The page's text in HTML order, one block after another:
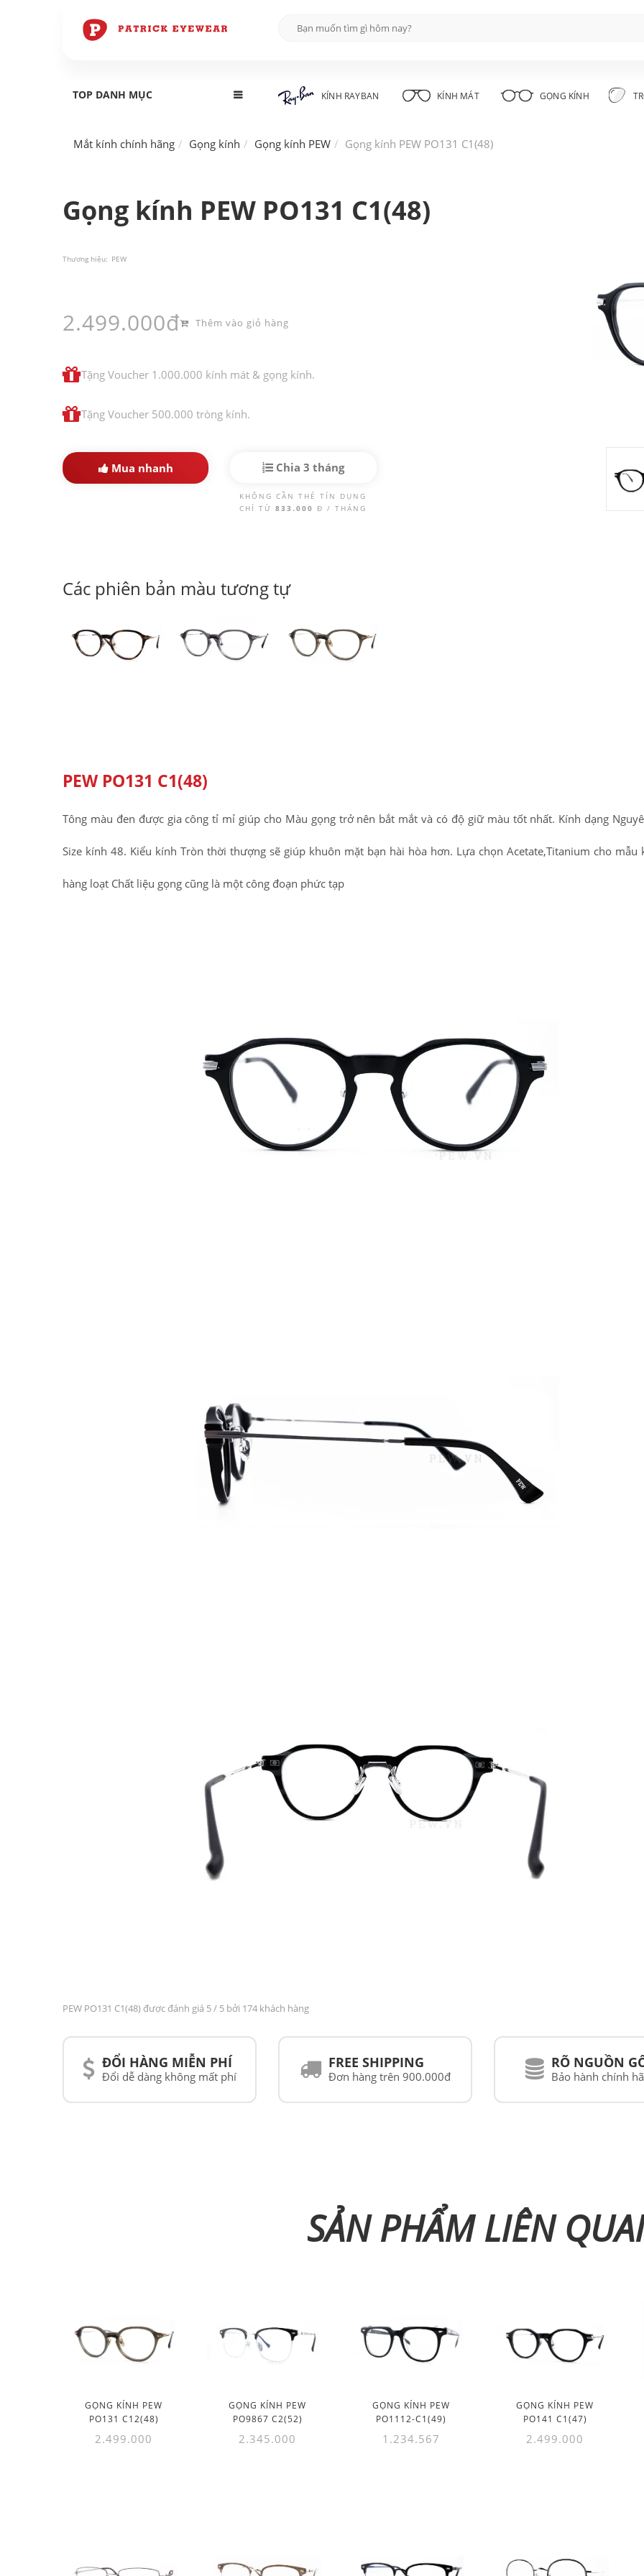
TOP DANH MỤC KÍNH RAYBAN KÍNH MÁT GỌNG KÍNH
Mắt kính chính hãng Gọng kính Gọng kính PEW Gọng kính PEW PO131 C1(48)
Gọng kính PEW PO131 C1(48)
Thương hiệu: PEW
2.499.000đ Thêm vào giỏ hàng
Tặng Voucher 1.000.000 kính mát & gọng kính.
Tặng Voucher 500.000 tròng kính.
Mua nhanh Chia 3 tháng
KHÔNG CẦN THẺ TÍN DỤNG
CHỈ TỪ833.000Đ / THÁNG
Các phiên bản màu tương tự
PEW PO131 C1(48)
Tông màu đen được gia công tỉ mỉ giúp cho Màu gọng trở nên bắt mắt và có độ giữ màu tốt nhất. Kính dạng
Size kính 48. Kiểu kính Tròn thời thượng sẽ giúp khuôn mặt bạn hài hòa hơn. Lựa chọn Acetate,Titanium cho mẫu
hàng loạt Chất liệu gọng cũng là một công đoạn phức tạp
PEW PO131 C1(48) được đánh giá 5/ 5 bởi 174 khách hàng
BAN TẠI VIỆT NAM
PHẨM CỦA RAYBAN TẠI VIỆT
NAM
ĐỔI HÀNG MIỄN PHÍ
Đổi dễ dàng không mất phí
FREE SHIPPING
Đơn hàng trên 900.000đ
RÕ NGUỒN
Bảo hành chính
SẢN PHẨM LIÊN
GỌNG KÍNH PEW
PO131 C12(48)
2.499.000
GỌNG KÍNH PEW
PO9867 C2(52)
2.345.000
GỌNG KÍNH PEW
PO1112-C1(49)
1.234.567
GỌNG KÍNH PEW
PO141 C1(47)
2.499.000